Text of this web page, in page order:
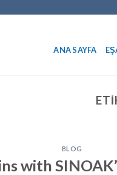
ANA SAYFA
BLOG
with